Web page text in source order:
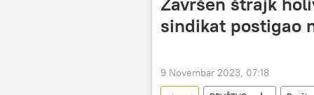
sindikat postigao
9 Novembar 2023, 07:18